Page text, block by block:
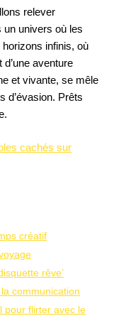
relever
univers où les
infinis, où
aventure
et vivante, se mêle
d’évasion. Prêts
cachés sur
créatif
rêve’
la communication
pour flirter avec le